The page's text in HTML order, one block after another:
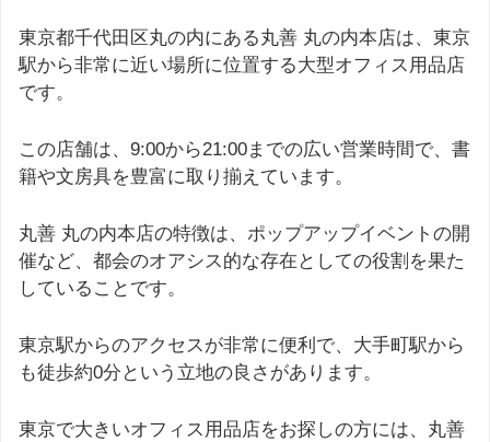
東京都千代田区丸の内にある丸善 丸の内本店は、東京
駅から非常に近い場所に位置する大型オフィス用品店
です。
この店舗は、9:00から21:00までの広い営業時間で、書
籍や文房具を豊富に取り揃えています。
丸善 丸の内本店の特徴は、ポップアップイベントの開
催など、都会のオアシス的な存在としての役割を果た
していることです。
東京駅からのアクセスが非常に便利で、大手町駅から
も徒歩約0分という立地の良さがあります。
東京で大きいオフィス用品店をお探しの方には、丸善